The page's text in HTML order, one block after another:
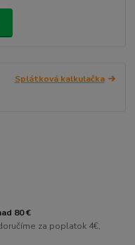
Splátková kalkulačka
80 €
za poplatok 4€,